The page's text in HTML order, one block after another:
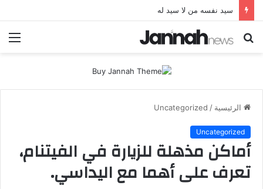
سيد نفسه من لا سيد له
بحث
الرئيسية /
Uncategorized
Uncategorized
أماكن مذهلة للزيارة في الفيتنام،
تعرف على أهما مع اليداسي.